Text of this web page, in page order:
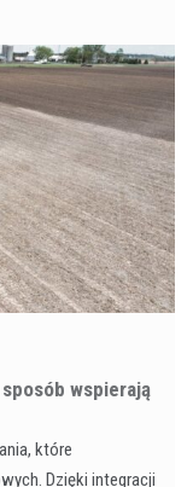
wspierają
które
Dzięki integracji